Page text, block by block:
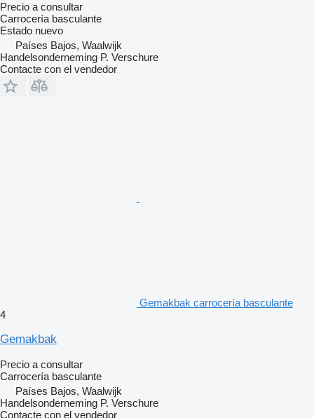
Precio a consultar
Carrocería basculante
Estado nuevo
Países Bajos, Waalwijk
Handelsonderneming P. Verschure
Contacte con el vendedor
Gemakbak carrocería basculante
4
Gemakbak
Precio a consultar
Carrocería basculante
Países Bajos, Waalwijk
Handelsonderneming P. Verschure
Contacte con el vendedor